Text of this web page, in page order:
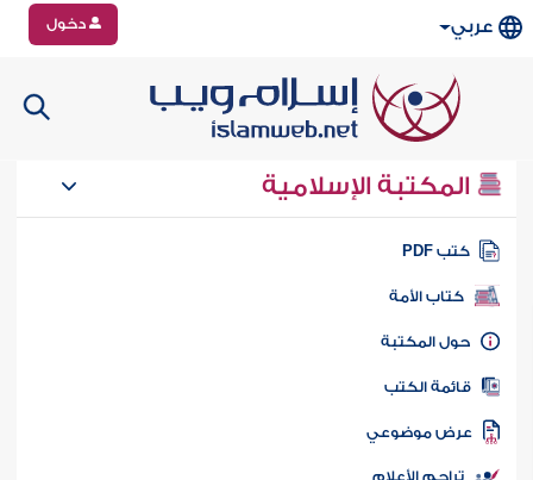
عربي دخول
المكتبة الإسلامية
كتب PDF
كتاب الأمة
المكتبة
الكتب